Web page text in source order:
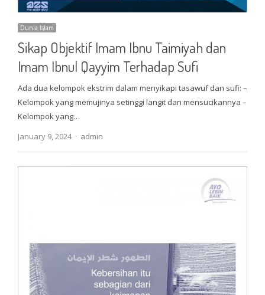
Dunia Islam
Sikap Objektif Imam Ibnu Taimiyah dan
Imam Ibnul Qayyim Terhadap Sufi
Ada dua kelompok ekstrim dalam menyikapi tasawuf dan sufi: –
Kelompok yang memujinya setinggi langit dan mensucikannya –
Kelompok yang…
January 9, 2024
Author
admin